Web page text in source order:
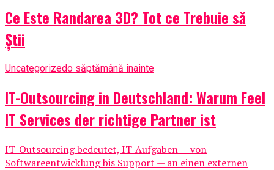
Ce Este Randarea 3D? Tot ce Trebuie să
Știi
Uncategorizedo săptămână inainte
IT-Outsourcing in Deutschland: Warum Feel
IT Services der richtige Partner ist
IT-Outsourcing bedeutet, IT-Aufgaben — von
Softwareentwicklung bis Support — an einen externen